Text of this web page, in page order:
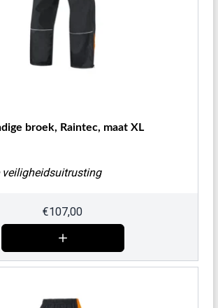
broek, Raintec, maat XL
veiligheidsuitrusting
€107,00